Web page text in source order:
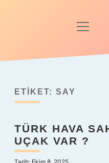
Anasayfa
Politikası
Hakkımızda
menüyü
ETIKET: SAY
TÜRK HAVA
UÇAK VAR ?